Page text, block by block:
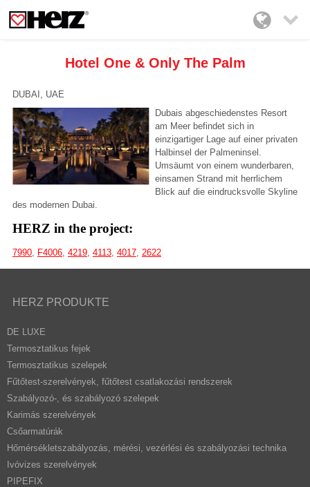

Hotel One & Only The Palm
DUBAI, UAE
Dubais abgeschiedenstes Resort
am Meer befindet sich in
einzigartiger Lage auf einer privaten
Halbinsel der Palmeninsel.
Umsäumt von einem wunderbaren,
einsamen Strand mit herrlichem
Blick auf die eindrucksvolle Skyline
des modernen Dubai.
HERZ in the project:
7990, F4006, 4219, 4113, 4017, 2622
HERZ PRODUKTE
DE LUXE
Termosztatikus fejek
Termosztatikus szelepek
Fűtőtest-szerelvények, fűtőtest csatlakozási rendszerek
Szabályozó-, és szabályozó szelepek
Karimás szerelvények
Csőarmatúrák
Hőmérsékletszabályozás, mérési, vezérlési és szabályozási technika
Ivóvizes szerelvények
PIPEFIX